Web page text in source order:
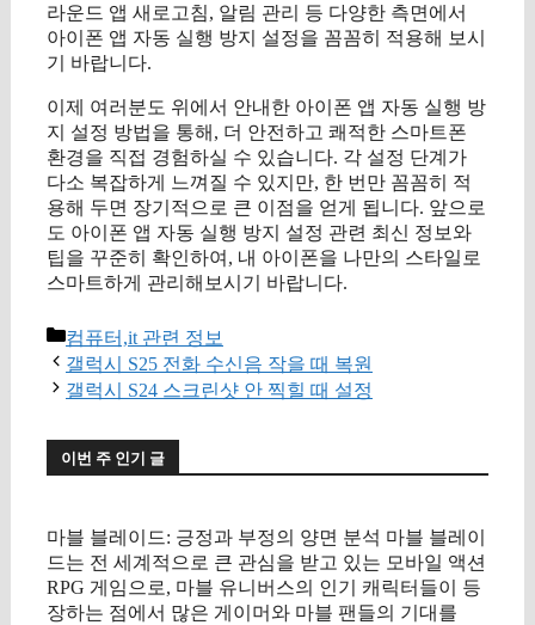
라운드 앱 새로고침, 알림 관리 등 다양한 측면에서
아이폰 앱 자동 실행 방지 설정을 꼼꼼히 적용해 보시
기 바랍니다.
이제 여러분도 위에서 안내한 아이폰 앱 자동 실행 방
지 설정 방법을 통해, 더 안전하고 쾌적한 스마트폰
환경을 직접 경험하실 수 있습니다. 각 설정 단계가
다소 복잡하게 느껴질 수 있지만, 한 번만 꼼꼼히 적
용해 두면 장기적으로 큰 이점을 얻게 됩니다. 앞으로
도 아이폰 앱 자동 실행 방지 설정 관련 최신 정보와
팁을 꾸준히 확인하여, 내 아이폰을 나만의 스타일로
스마트하게 관리해보시기 바랍니다.
카
테
고
컴퓨터,it 관련 정보
갤럭시 S25 전화 수신음 작을 때 복원
갤럭시 S24 스크린샷 안 찍힐 때 설정
이번 주 인기 글
마블 블레이드: 긍정과 부정의 양면 분석 마블 블레이
드는 전 세계적으로 큰 관심을 받고 있는 모바일 액션
RPG 게임으로, 마블 유니버스의 인기 캐릭터들이 등
장하는 점에서 많은 게이머와 마블 팬들의 기대를